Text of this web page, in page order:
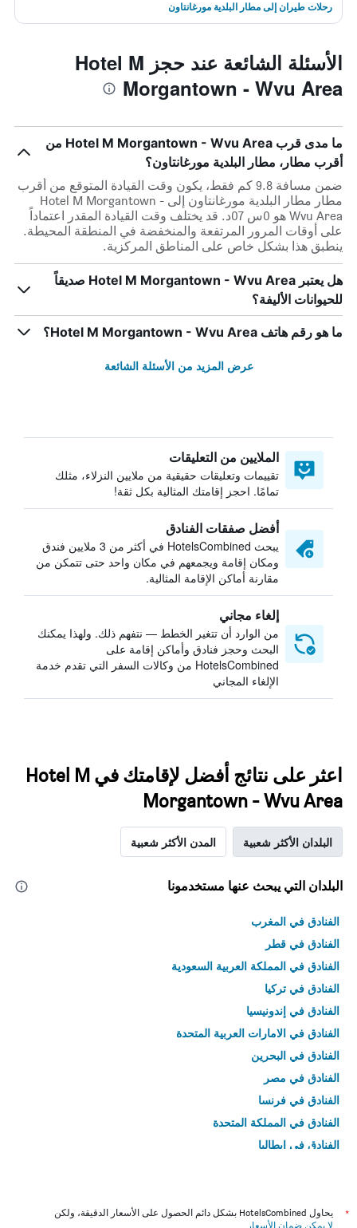
رحلات طيران إلى مطار البلدية مورغانتاون
الأسئلة الشائعة عند حجز Hotel M
Morgantown - Wvu Area
ما مدى قرب Hotel M Morgantown - Wvu Area من
أقرب مطار، مطار البلدية مورغانتاون؟
ضمن مسافة 9.8 كم فقط، يكون وقت القيادة المتوقع من أقرب
مطار مطار البلدية مورغانتاون إلى Hotel M Morgantown -
Wvu Area هو 0س 07د. قد يختلف وقت القيادة المقدر اعتماداً
على أوقات المرور المرتفعة والمنخفضة في المنطقة المحيطة.
ينطبق هذا بشكل خاص على المناطق المركزية.
هل يعتبر Hotel M Morgantown - Wvu Area صديقاً
للحيوانات الأليفة؟
ما هو رقم هاتف Hotel M Morgantown - Wvu Area؟
عرض المزيد من الأسئلة الشائعة
الملايين من التعليقات
تقييمات وتعليقات حقيقية من ملايين النزلاء، مثلك
تمامًا. احجز إقامتك المثالية بكل ثقة!
أفضل صفقات الفنادق
يبحث HotelsCombined في أكثر من 3 ملايين فندق
ومكان إقامة ويجمعهم في مكان واحد حتى تتمكن من
مقارنة أماكن الإقامة المثالية.
إلغاء مجاني
من الوارد أن تتغير الخطط — نتفهم ذلك. ولهذا يمكنك
البحث وحجز فنادق وأماكن إقامة على
HotelsCombined من وكالات السفر التي تقدم خدمة
الإلغاء المجاني
اعثر على نتائج أفضل لإقامتك في Hotel M
Morgantown - Wvu Area
البلدان الأكثر شعبية المدن الأكثر شعبية
البلدان التي يبحث عنها مستخدمونا
الفنادق في المغرب
الفنادق في قطر
الفنادق في المملكة العربية السعودية
الفنادق في تركيا
الفنادق في إندونيسيا
الفنادق في الامارات العربية المتحدة
الفنادق في البحرين
الفنادق في مصر
الفنادق في فرنسا
الفنادق في المملكة المتحدة
الفنادق في إيطاليا
*
يحاول HotelsCombined بشكل دائم الحصول على الأسعار الدقيقة، ولكن
لا يمكن ضمان الأسعار